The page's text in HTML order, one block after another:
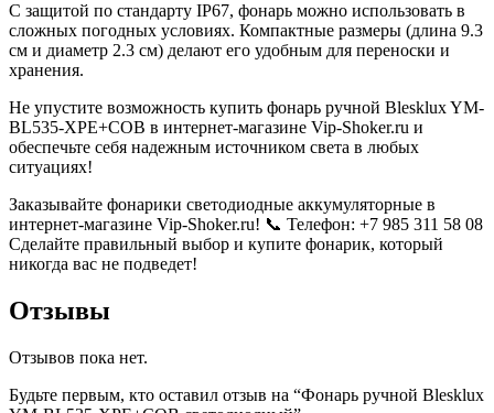
С защитой по стандарту IP67, фонарь можно использовать в
сложных погодных условиях. Компактные размеры (длина 9.3
см и диаметр 2.3 см) делают его удобным для переноски и
хранения.
Не упустите возможность купить фонарь ручной Blesklux YM-
BL535-XPE+COB в интернет-магазине Vip-Shoker.ru и
обеспечьте себя надежным источником света в любых
ситуациях!
Заказывайте фонарики светодиодные аккумуляторные в
интернет-магазине Vip-Shoker.ru! 📞 Телефон: +7 985 311 58 08
Сделайте правильный выбор и купите фонарик, который
никогда вас не подведет!
Отзывы
Отзывов пока нет.
Будьте первым, кто оставил отзыв на “Фонарь ручной Blesklux